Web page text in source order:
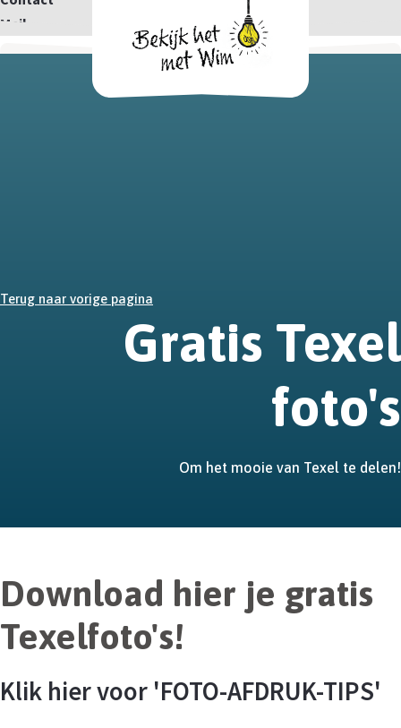
Mail
Terug naar vorige pagina
Gratis Texel
foto's
Om het mooie van Texel te delen!
Download hier je gratis
Texelfoto's!
Klik hier voor 'FOTO-AFDRUK-TIPS'